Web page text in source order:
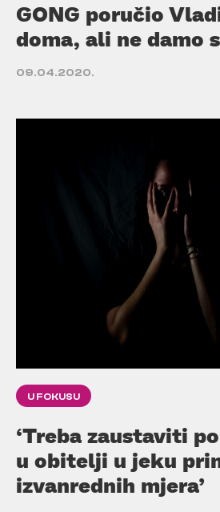
GONG poručio
doma, ali ne damo
09.04.2020.
U FOKUSU
‘Treba zaustaviti
u obitelji u jeku
izvanrednih mjera’